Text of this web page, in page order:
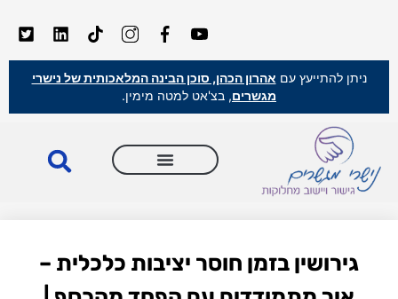
ניתן להתייעץ עם אהרון הכהן, סוכן הבינה המלאכותית של נישרי
מגשרים, בצ'אט למטה מימין.
גירושין בזמן חוסר יציבות כלכלית –